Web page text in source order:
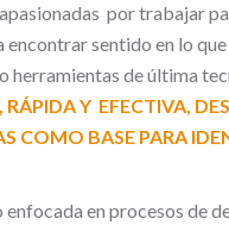
por trabajar
sentido en lo
herramientas de última
RÁPIDA Y EFECTIVA,
COMO BASE PARA
en procesos de